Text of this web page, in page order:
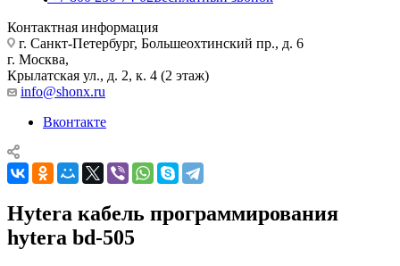
Контактная информация
г. Санкт-Петербург, Большеохтинский пр., д. 6
г. Москва,
Крылатская ул., д. 2, к. 4 (2 этаж)
info@shonx.ru
Вконтакте
Hytera кабель программирования
hytera bd-505